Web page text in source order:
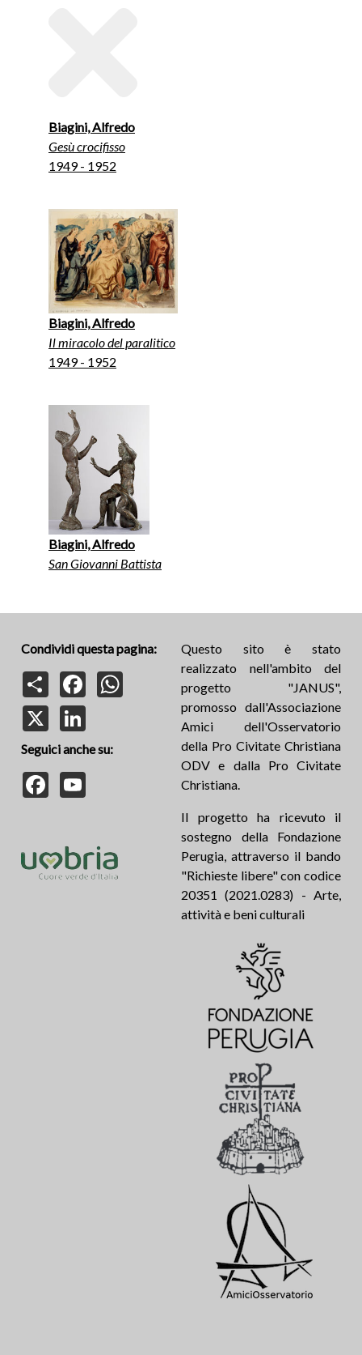
Biagini, Alfredo
Gesù crocifisso
1949 - 1952
Biagini, Alfredo
Il miracolo del paralitico
1949 - 1952
Biagini, Alfredo
San Giovanni Battista
Condividi questa pagina:
Share
FacebookWhatsApp
Seguici anche su:
Facebook
Questo sito è stato
realizzato nell'ambito del
progetto "JANUS",
promosso dall'Associazione
Amici dell'Osservatorio
della Pro Civitate Christiana
ODV e dalla Pro Civitate
Christiana.
Il progetto ha ricevuto il
sostegno della Fondazione
Perugia, attraverso il bando
"Richieste libere" con codice
20351 (2021.0283) - Arte,
attività e beni culturali